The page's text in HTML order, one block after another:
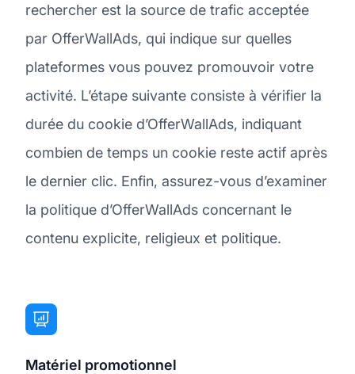
rechercher est la source de trafic acceptée
par OfferWallAds, qui indique sur quelles
plateformes vous pouvez promouvoir votre
activité. L’étape suivante consiste à vérifier la
durée du cookie d’OfferWallAds, indiquant
combien de temps un cookie reste actif après
le dernier clic. Enfin, assurez-vous d’examiner
la politique d’OfferWallAds concernant le
contenu explicite, religieux et politique.
Matériel promotionnel